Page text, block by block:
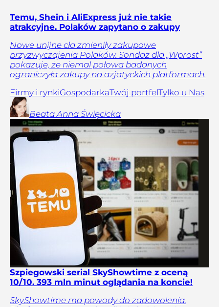
Temu, Shein i AliExpress już nie takie
atrakcyjne. Polaków zapytano o zakupy
Nowe unijne cła zmieniły zakupowe
przyzwyczajenia Polaków. Sondaż dla „Wprost”
pokazuje, że niemal połowa badanych
ograniczyła zakupy na azjatyckich platformach.
Firmy i rynkiGospodarkaTwój portfelTylko u Nas
Beata Anna Święcicka
Szpiegowski serial SkyShowtime z oceną
10/10. 393 mln minut oglądania na koncie!
SkyShowtime ma powody do zadowolenia.